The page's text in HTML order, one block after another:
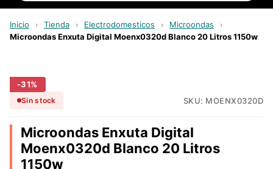
Inicio › Tienda › Electrodomesticos › Microondas ›
Microondas Enxuta Digital Moenx0320d Blanco 20 Litros 1150w
-31%
Sin stock SKU: MOENX0320D
Microondas Enxuta Digital
Moenx0320d Blanco 20 Litros
1150w